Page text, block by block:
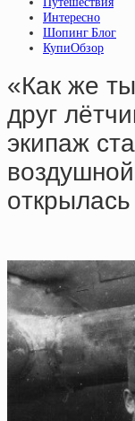
Интересно
Шопинг Блог
КупиОбзор
«Кaк жe
дpуг
экипaж